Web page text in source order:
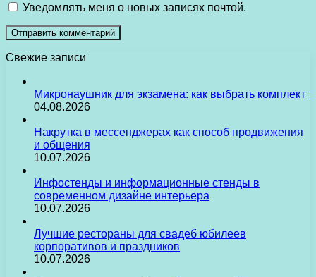
Уведомлять меня о новых записях почтой.
Свежие записи
Микронаушник для экзамена: как выбрать комплект
04.08.2026
Накрутка в мессенджерах как способ продвижения
и общения
10.07.2026
Инфостенды и информационные стенды в
современном дизайне интерьера
10.07.2026
Лучшие рестораны для свадеб юбилеев
корпоративов и праздников
10.07.2026